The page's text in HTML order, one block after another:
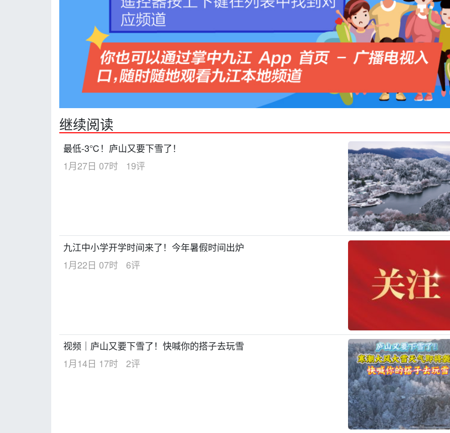
继续阅读
最低-3℃！庐山又要下雪了！
1月27日 07时
19评
九江中小学开学时间来了！今年暑假时间出炉
1月22日 07时
6评
视频｜庐山又要下雪了！快喊你的搭子去玩雪
1月14日 17时
2评